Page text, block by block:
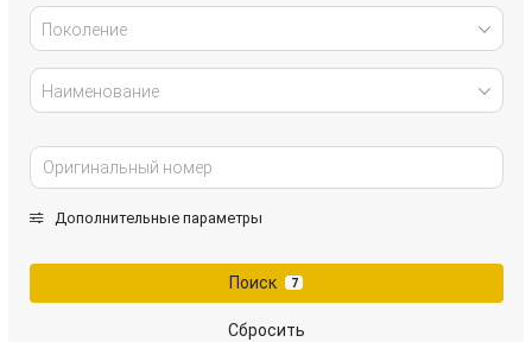
Поколение
Наименование
Дополнительные параметры
Поиск 7
Сбросить